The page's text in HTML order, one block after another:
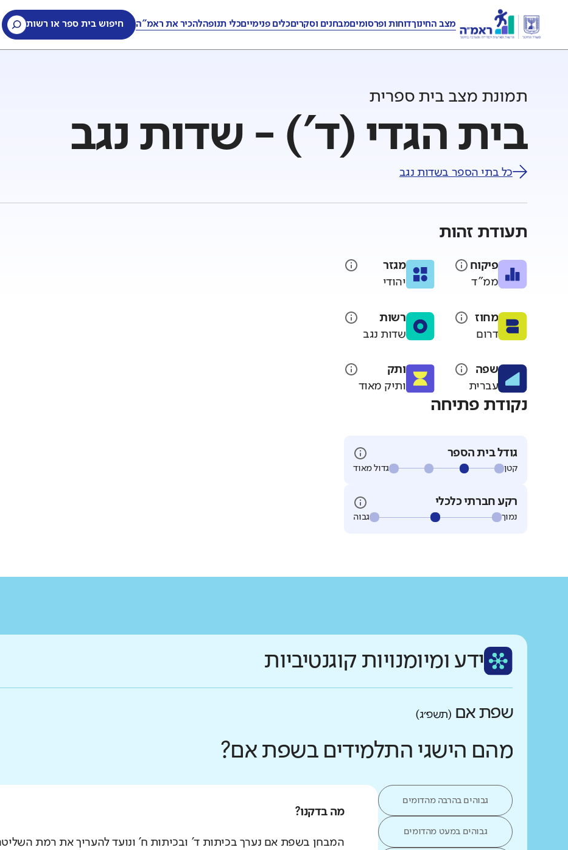
מצב החינוךדוחות ופרסומיםמבחנים וסקריםכלים פנימייםכלי תנופהלהכיר את ראמ"ה חיפוש בית ספר או רשות
תמונת מצב בית ספרית
בית הגדי (ד') - שדות נגב
כל בתי הספר בשדות נגב
תעודת זהות
פיקוח
ממ"ד
מגזר
יהודי
מחוז
דרום
רשות
שדות נגב
שפה
עברית
ותק
ותיק מאוד
נקודת פתיחה
גודל בית הספר
גדול מאוד קטן
רקע חברתי כלכלי
גבוה נמוך
ידע ומיומנויות קוגנטיביות
שפת אם (תשפ״ג)
מהם הישגי התלמידים בשפת אם?
גבוהים בהרבה מהדומים
גבוהים במעט מהדומים
מה בדקנו?
המבחן בשפת אם נערך בכיתות ד' ובכיתות ח' ונועד להעריך את רמת